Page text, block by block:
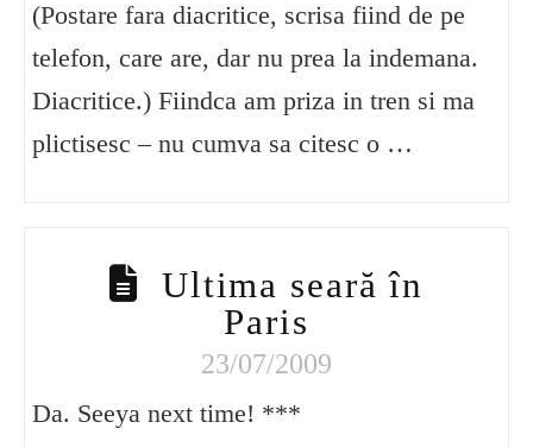
(Postare fara diacritice, scrisa fiind de pe
telefon, care are, dar nu prea la indemana.
Diacritice.) Fiindca am priza in tren si ma
plictisesc – nu cumva sa citesc o …
Ultima seară în
Paris
23/07/2009
Da. Seeya next time! ***